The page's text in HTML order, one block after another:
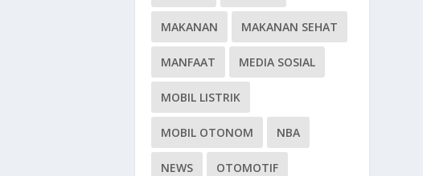
MAKANAN MAKANAN SEHAT
MANFAAT MEDIA SOSIAL
MOBIL LISTRIK
MOBIL OTONOM NBA
NEWS OTOMOTIF